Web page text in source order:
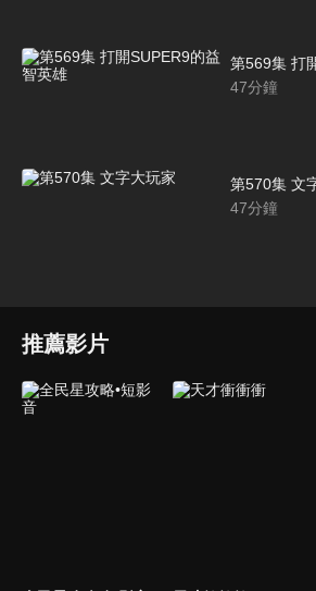
第569集 打
47分鐘
第570集 文
47分鐘
推薦影片